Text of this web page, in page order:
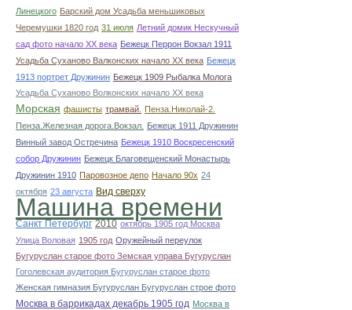
Линецкого Барский дом Усадьба меньшиковых
Черемушки 1820 год 31 июля Летний домик Нескучный
сад фото начало ХХ века Бежецк Перрон Вокзал 1911
Усадьба Суханово Валконских начало ХХ века Бежецк
1913 портрет Дружинин Бежецк 1909 Рыбалка Молога
Усадьба Суханово Волконских начало ХХ века
Морская фашисты трамвай.
Пенза.Николай-2.
Пенза.Железная дорога.Вокзал.
Бежецк 1911 Дружинин
Винный завод Остречина Бежецк 1910 Воскресенский
собор Дружинин Бежецк Благовещенский Монастырь
Дружинин 1910 Паровозное депо Начало 90х 24
октября 23 августа Вид сверху
Машина времени
Санкт Петербург 2010 октябрь 1905 год Москва
Улица Воловая 1905 год Оружейный переулок
Бугуруслан старое фото Земская управа Бугуруслан
Гоголевская аудитория Бугуруслан старое фото
Женская гимназия Бугуруслан Бугуруслан строе фото
Москва в баррикадах декабрь 1905 год Москва в